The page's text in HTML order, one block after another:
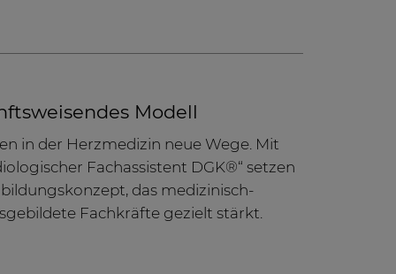
Modell
in der Herzmedizin neue Wege. Mit
Fachassistent DGK®“ setzen
das medizinisch-
Fachkräfte gezielt stärkt.